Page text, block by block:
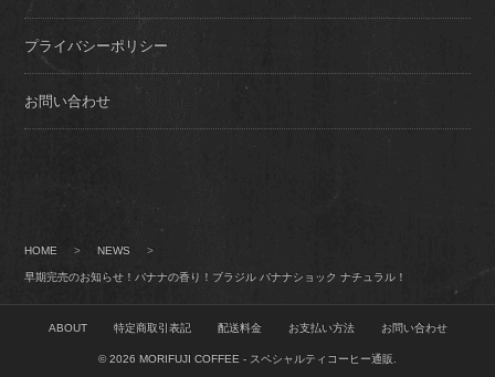
プライバシーポリシー
お問い合わせ
HOME > NEWS >
早期完売のお知らせ！バナナの香り！ブラジル バナナショック ナチュラル！
ABOUT 特定商取引表記 配送料金 お支払い方法 お問い合わせ
© 2026 MORIFUJI COFFEE - スペシャルティコーヒー通販